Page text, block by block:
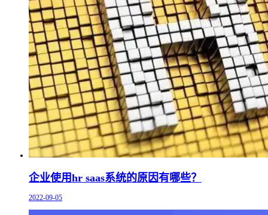
企业使用hr saas系统的原因有哪些？
2022-09-05